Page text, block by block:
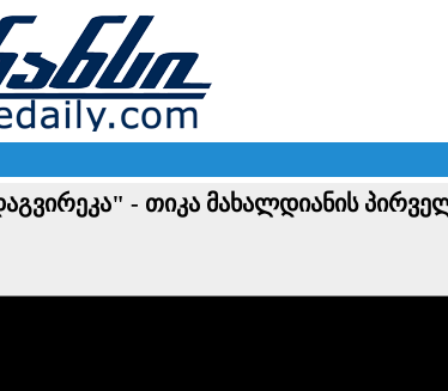
- თიკა მახალდიანის